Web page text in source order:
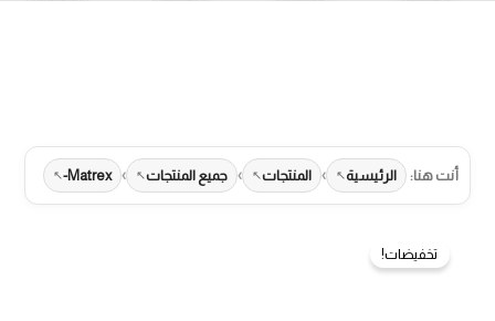
أنت هنا: الرئيسية › المنتجات › جميع المنتجات ›
Matrex-
تخفيضات!